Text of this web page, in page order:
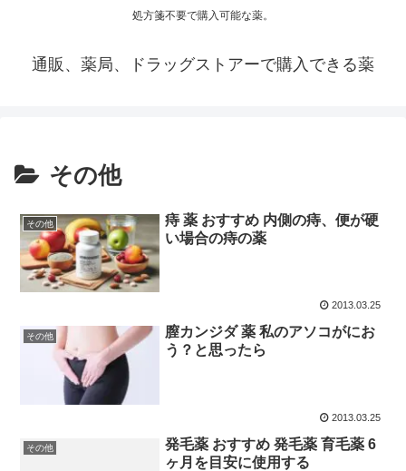
処方箋不要で購入可能な薬。
通販、薬局、ドラッグストアーで購入できる薬
その他
その他
痔 薬 おすすめ 内側の痔、便が硬
い場合の痔の薬
2013.03.25
その他
膣カンジダ 薬 私のアソコがにお
う？と思ったら
2013.03.25
その他
発毛薬 おすすめ 発毛薬 育毛薬 6
ヶ月を目安に使用する